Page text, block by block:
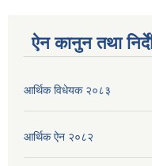
ऐन कानुन तथा
आर्थिक विधेयक २०८३
आर्थिक ऐन २०८२